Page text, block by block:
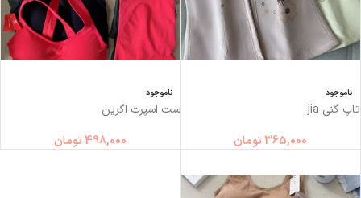
ناموجود
تاپ گني jia
365,000 تومان
ناموجود
ست اسپرت اگرین
498,000 تومان